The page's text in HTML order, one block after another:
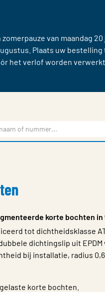
van maandag
Plaats uw bestelling
het verlof worden
korte bochten in
tot dichtheidsklasse
dichtingslip uit EPDM
bij installatie, radius 0,6.
korte bochten.